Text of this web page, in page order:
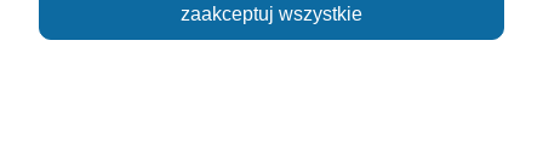
zaakceptuj wszystkie